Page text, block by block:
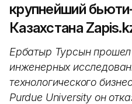
крупнейший
Казахстана
Ербатыр Турсын прошел
инженерных
технологического
Purdue University он